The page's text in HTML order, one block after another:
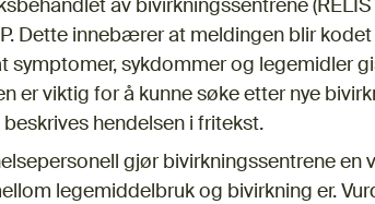
av bivirkningssentrene
Dette innebærer at meldingen blir
symptomer, sykdommer og legemidler
er viktig for å kunne søke etter nye
hendelsen i fritekst.
gjør bivirkningssentrene en
legemiddelbruk og bivirkning er.